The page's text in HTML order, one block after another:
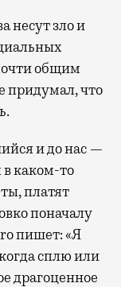
несут зло и
общим
придумал, что
и до нас —
каком-то
платят
поначалу
пишет: «Я
сплю или
драгоценное